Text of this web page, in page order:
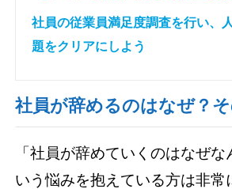
社員の従業員満足度調査を行い、
題をクリアにしよう
社員が辞めるのはなぜ？
「社員が辞めていくのはなぜな
いう悩みを抱えている方は非常